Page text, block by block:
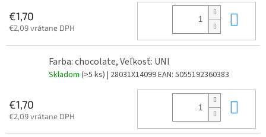
€1,70
€2,09 vrátane DPH
Farba: chocolate, Veľkosť: UNI
Skladom (>5 ks) | 28031X14099EAN: 5055192360383
€1,70
€2,09 vrátane DPH